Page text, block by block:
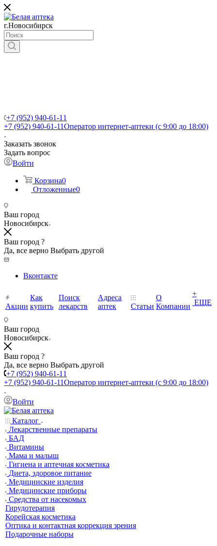
г.Новосибирск
+7 (952) 940-61-11
+7 (952) 940-61-11Оператор интернет-аптеки (с 9:00 до 18:00)
Заказать звонок
Задать вопрос
Войти
Корзина0
Отложенные0
Ваш город
Новосибирск
Ваш город ?
Да, все верно Выбрать другой
Вконтакте
Акции
Как
купить
Поиск
лекарств
Адреса
аптек
Статьи
О
Компании
+
ЕЩЕ
Ваш город
Новосибирск
Ваш город ?
Да, все верно Выбрать другой
+7 (952) 940-61-11
+7 (952) 940-61-11Оператор интернет-аптеки (с 9:00 до 18:00)
Войти
Каталог
Лекарственные препараты
БАД
Витамины
Мама и малыш
Гигиена и аптечная косметика
Диета, здоровое питание
Медицинские изделия
Медицинские приборы
Средства от насекомых
Гирудотерапия
Корейская косметика
Оптика и контактная коррекция зрения
Подарочные наборы